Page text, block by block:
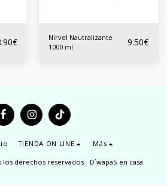
€
Nirvel Nautralizante
1000 ml
9.50€
TIENDA ON LINE Más
los derechos reservados - D´wapaS en casa